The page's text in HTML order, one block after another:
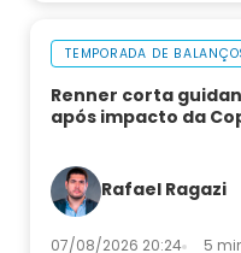
TEMPORADA DE
Renner corta
após impacto da
Rafael Ragazi
07/08/2026 20:24 5